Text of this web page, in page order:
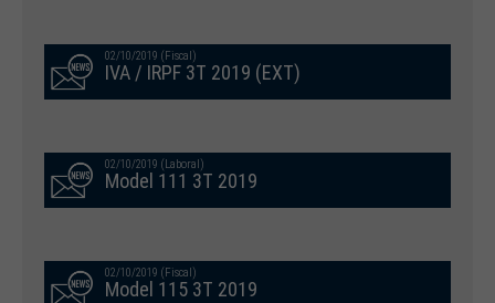
02/10/2019 (Fiscal)
IVA / IRPF 3T 2019 (EXT)
02/10/2019 (Laboral)
Model 111 3T 2019
02/10/2019 (Fiscal)
Model 115 3T 2019